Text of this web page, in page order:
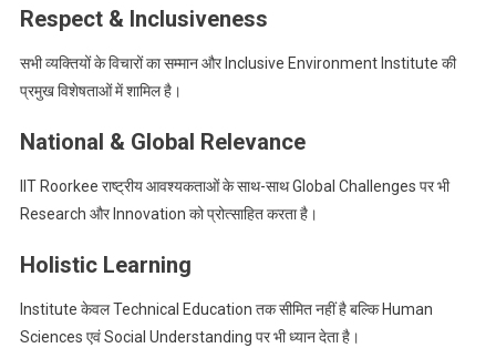
Respect & Inclusiveness
सभी व्यक्तियों के विचारों का सम्मान और Inclusive Environment Institute की
प्रमुख विशेषताओं में शामिल है।
National & Global Relevance
IIT Roorkee राष्ट्रीय आवश्यकताओं के साथ-साथ Global Challenges पर भी
Research और Innovation को प्रोत्साहित करता है।
Holistic Learning
Institute केवल Technical Education तक सीमित नहीं है बल्कि Human
Sciences एवं Social Understanding पर भी ध्यान देता है।